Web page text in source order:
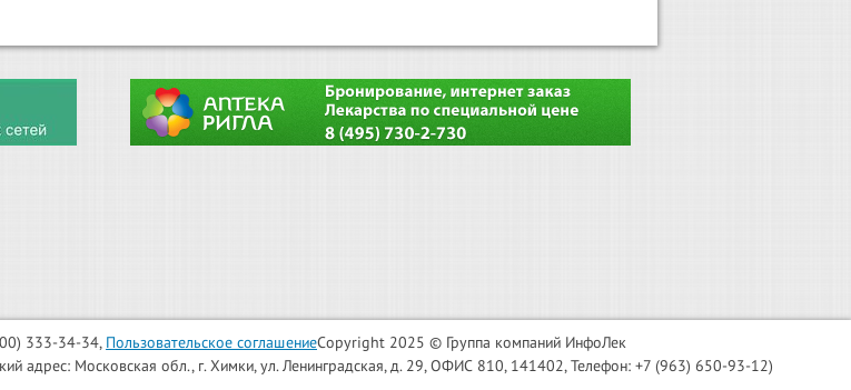
333-34-34, Пользовательское соглашениеCopyright 2025 © Группа компаний ИнфоЛек
Московская обл., г. Химки, ул. Ленинградская, д. 29, ОФИС 810, 141402, Телефон: +7 (963) 650-93-12)